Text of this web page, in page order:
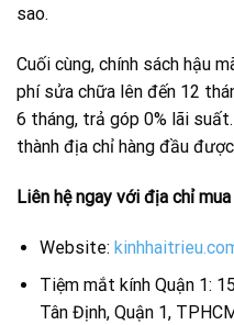
sao.
Cuối cùng, chính sách hậu
phí sửa chữa lên đến 12
6 tháng, trả góp 0% lãi
thành địa chỉ hàng đầu
Liên hệ ngay với địa chỉ
Website:
Tiệm mắt kính Quận 1:
Tân Định, Quận 1,